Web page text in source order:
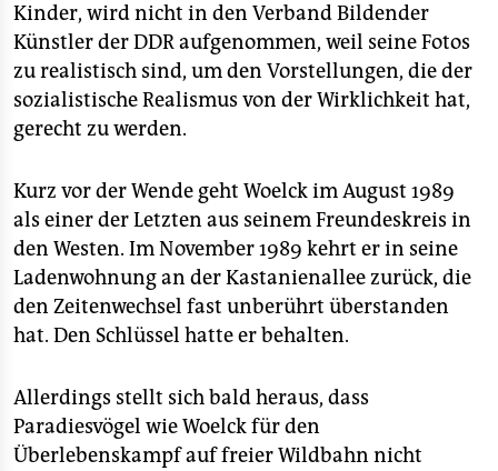
Kinder, wird nicht in den Verband Bildender
Künstler der DDR aufgenommen, weil seine Fotos
zu realistisch sind, um den Vorstellungen, die der
sozialistische Realismus von der Wirklichkeit hat,
gerecht zu werden.
Kurz vor der Wende geht Woelck im August 1989
als einer der Letzten aus seinem Freundeskreis in
den Westen. Im November 1989 kehrt er in seine
Ladenwohnung an der Kastanienallee zurück, die
den Zeitenwechsel fast unberührt überstanden
hat. Den Schlüssel hatte er behalten.
Allerdings stellt sich bald heraus, dass
Paradiesvögel wie Woelck für den
Überlebenskampf auf freier Wildbahn nicht